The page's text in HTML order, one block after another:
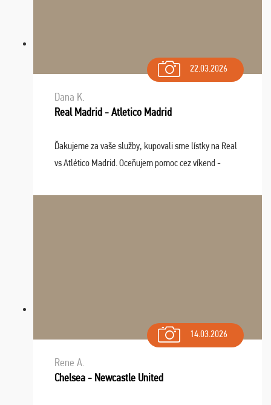
22.03.2026
Dana K.
Real Madrid - Atletico Madrid
Ďakujeme za vaše služby, kupovali sme lístky na Real
vs Atlético Madrid. Oceňujem pomoc cez víkend -
spokojnosti. Sedenie bolo dobré, štadión Barnabéu ...
14.03.2026
Rene A.
Chelsea - Newcastle United